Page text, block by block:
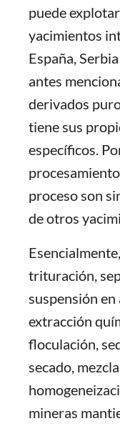
puede
yacimientos
España,
antes
derivados
tiene sus
específicos.
proceso son
de otros
trituración,
suspensión
extracción
floculación,
secado,
mineras